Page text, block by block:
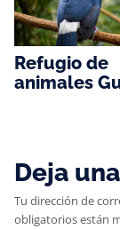
Refugio de
animales
Deja
Tu dirección de
obligatorios están